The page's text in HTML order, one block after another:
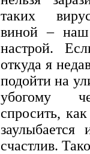
таких
виной – наш
настрой.
откуда я
подойти на
убогому
спросить,
счастлив.